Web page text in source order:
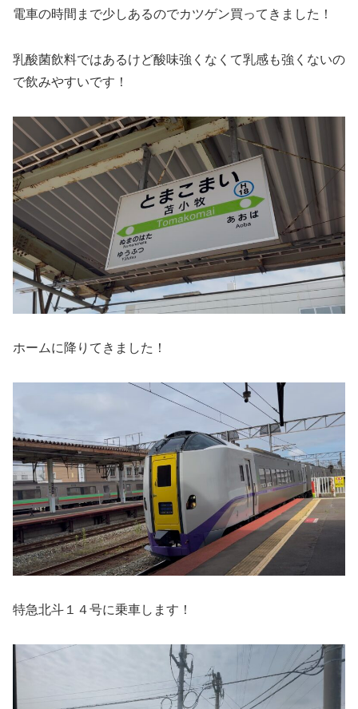
電車の時間まで少しあるのでカツゲン買ってきました！
乳酸菌飲料ではあるけど酸味強くなくて乳感も強くないの
で飲みやすいです！
ホームに降りてきました！
特急北斗１４号に乗車します！